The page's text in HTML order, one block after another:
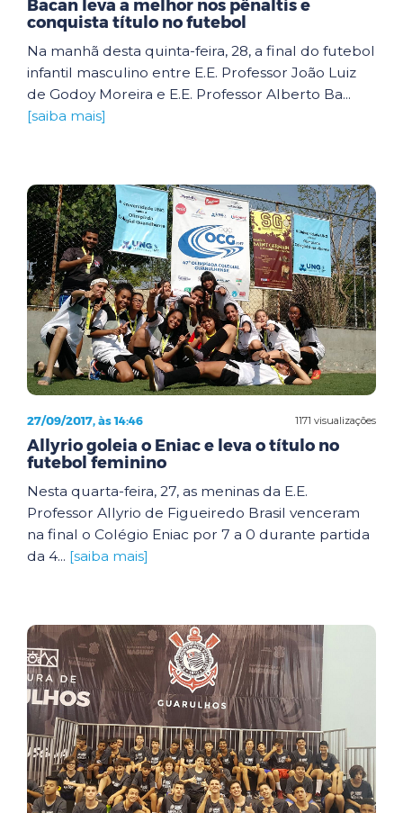
Bacan leva a melhor nos pênaltis e
conquista título no futebol
Na manhã desta quinta-feira, 28, a final do futebol
infantil masculino entre E.E. Professor João Luiz
de Godoy Moreira e E.E. Professor Alberto Ba...
[saiba mais]
1171 visualizações
27/09/2017, às 14:46
Allyrio goleia o Eniac e leva o título no
futebol feminino
Nesta quarta-feira, 27, as meninas da E.E.
Professor Allyrio de Figueiredo Brasil venceram
na final o Colégio Eniac por 7 a 0 durante partida
da 4... [saiba mais]